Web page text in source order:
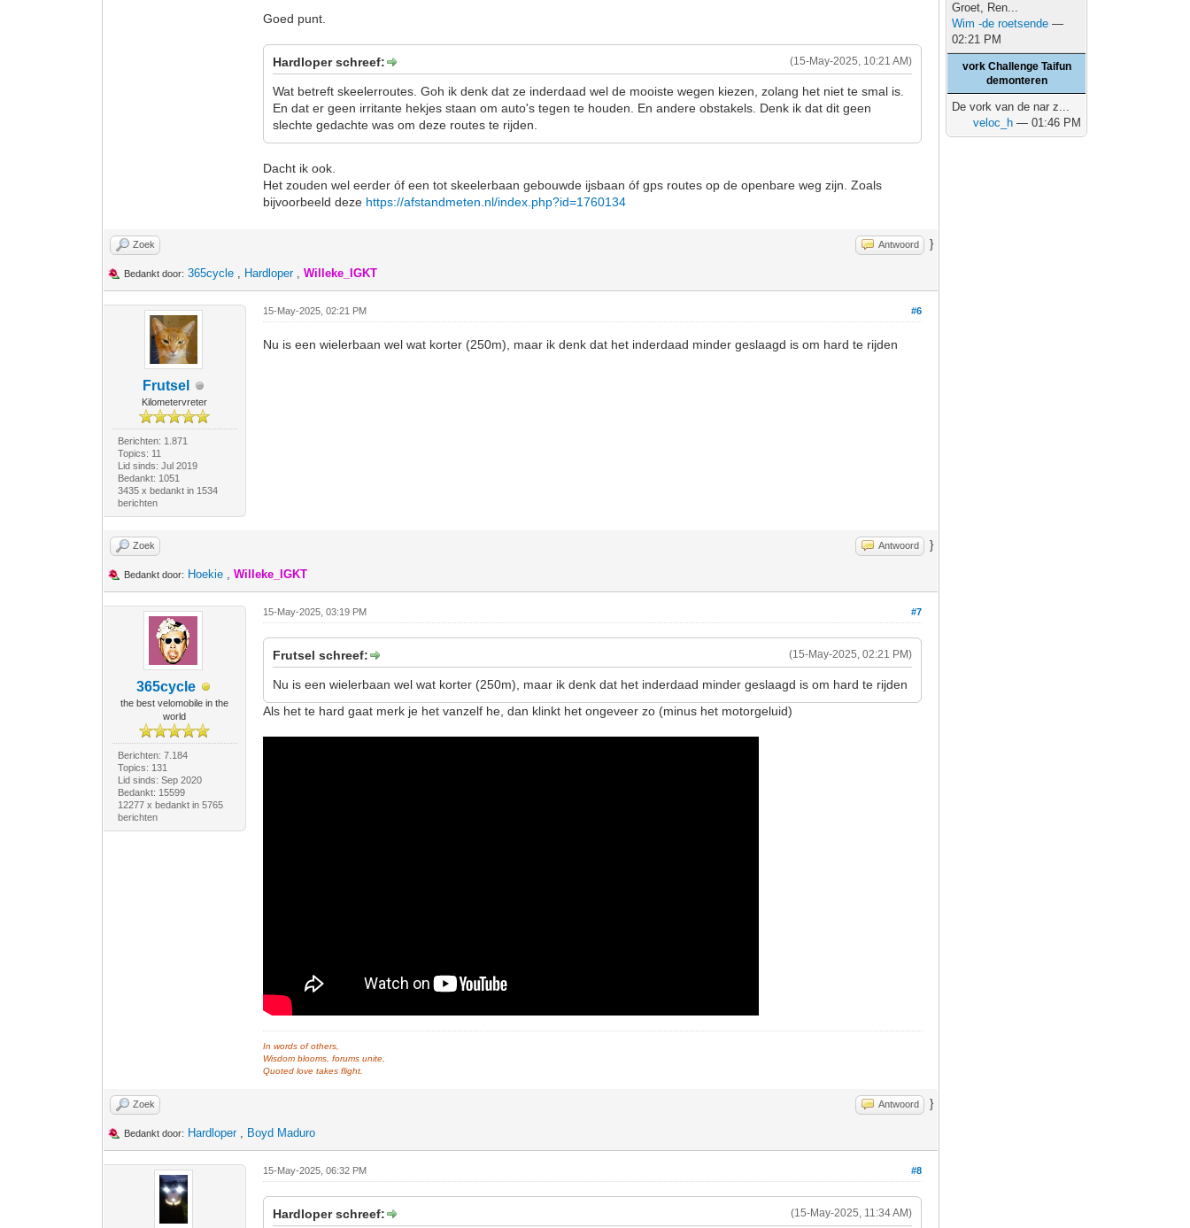
Goed punt.
(15-May-2025, 10:21 AM)
Hardloper schreef:
Wat betreft skeelerroutes. Goh ik denk dat ze inderdaad wel de mooiste wegen kiezen, zolang het niet te smal is.
En dat er geen irritante hekjes staan om auto's tegen te houden. En andere obstakels. Denk ik dat dit geen
slechte gedachte was om deze routes te rijden.
Dacht ik ook.
Het zouden wel eerder óf een tot skeelerbaan gebouwde ijsbaan óf gps routes op de openbare weg zijn. Zoals
bijvoorbeeld deze https://afstandmeten.nl/index.php?id=1760134
Zoek Antwoord }
Bedankt door: 365cycle , Hardloper,Willeke_IGKT
Frutsel
Kilometervreter
Berichten: 1.871
Topics: 11
Lid sinds: Jul 2019
Bedankt: 1051
3435 x bedankt in 1534
berichten
#6
15-May-2025, 02:21 PM
Nu is een wielerbaan wel wat korter (250m), maar ik denk dat het inderdaad minder geslaagd is om hard te rijden
Zoek Antwoord }
Bedankt door: Hoekie ,Willeke_IGKT
365cycle
the best velomobile in the
world
Berichten: 7.184
Topics: 131
Lid sinds: Sep 2020
Bedankt: 15599
12277 x bedankt in 5765
berichten
#7
15-May-2025, 03:19 PM
(15-May-2025, 02:21 PM)
Frutsel schreef:
Nu is een wielerbaan wel wat korter (250m), maar ik denk dat het inderdaad minder geslaagd is om hard te rijden
Als het te hard gaat merk je het vanzelf he, dan klinkt het ongeveer zo (minus het motorgeluid)
In words of others,
Wisdom blooms, forums unite,
Quoted love takes flight.
Zoek Antwoord }
Bedankt door: Hardloper, Boyd Maduro
#8
15-May-2025, 06:32 PM
(15-May-2025, 11:34 AM)
Hardloper schreef:
Groet, Ren...
Wim -de roetsende —
02:21 PM
vork Challenge Taifun
demonteren
De vork van de nar z...
veloc_h — 01:46 PM